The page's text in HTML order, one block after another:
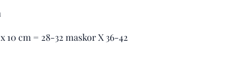
10 cm = 28-32 maskor X 36-42